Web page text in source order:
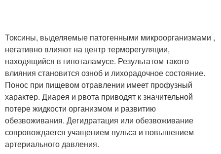
Токсины, выделяемые патогенными микроорганизмами ,
негативно влияют на центр терморегуляции,
находящийся в гипоталамусе. Результатом такого
влияния становится озноб и лихорадочное состояние.
Понос при пищевом отравлении имеет профузный
характер. Диарея и рвота приводят к значительной
потере жидкости организмом и развитию
обезвоживания. Дегидратация или обезвоживание
сопровождается учащением пульса и повышением
артериального давления.